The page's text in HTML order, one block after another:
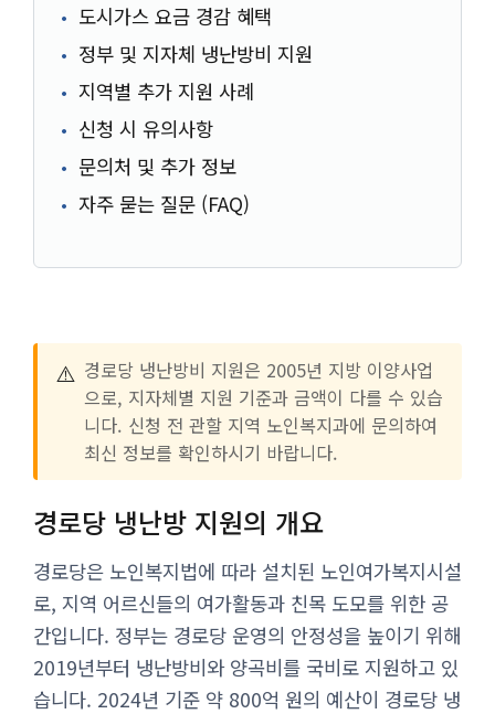
도시가스 요금 경감 혜택
정부 및 지자체 냉난방비 지원
지역별 추가 지원 사례
신청 시 유의사항
문의처 및 추가 정보
자주 묻는 질문 (FAQ)
⚠️ 경로당 냉난방비 지원은 2005년 지방 이양사업
으로, 지자체별 지원 기준과 금액이 다를 수 있습
니다. 신청 전 관할 지역 노인복지과에 문의하여
최신 정보를 확인하시기 바랍니다.
경로당 냉난방 지원의 개요
경로당은 노인복지법에 따라 설치된 노인여가복지시설
로, 지역 어르신들의 여가활동과 친목 도모를 위한 공
간입니다. 정부는 경로당 운영의 안정성을 높이기 위해
2019년부터 냉난방비와 양곡비를 국비로 지원하고 있
습니다. 2024년 기준 약 800억 원의 예산이 경로당 냉